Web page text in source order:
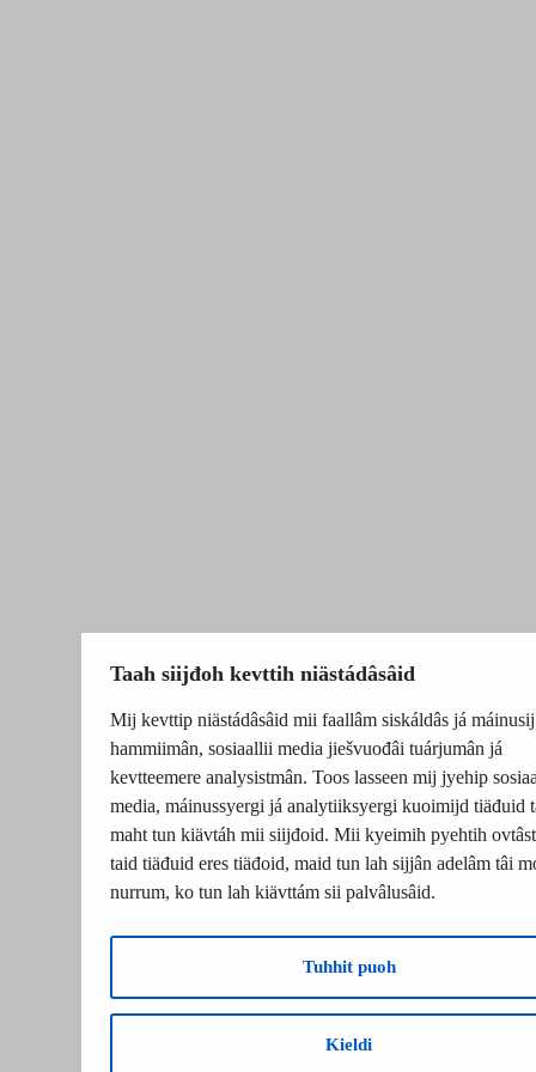
Taah siijđoh kevttih niästádâsâid
Mij kevttip niästádâsâid mii faallâm siskáldâs já máinusij
hammiimân, sosiaallii media jiešvuođâi tuárjumân já
kevtteemere analysistmân. Toos lasseen mij jyehip
media, máinussyergi já analytiiksyergi kuoimijd tiäđuid
maht tun kiävtáh mii siijđoid. Mii kyeimih pyehtih
taid tiäđuid eres tiäđoid, maid tun lah sijjân adelâm tâi
nurrum, ko tun lah kiävttám sii palvâlusâid.
Tuhhit puoh
Kieldi